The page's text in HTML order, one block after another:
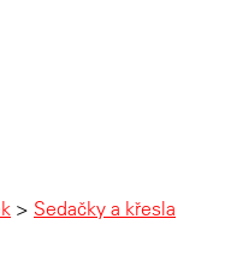
> Sedačky a křesla